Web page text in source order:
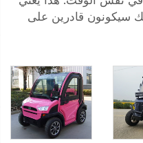
سيكونون قادرين على